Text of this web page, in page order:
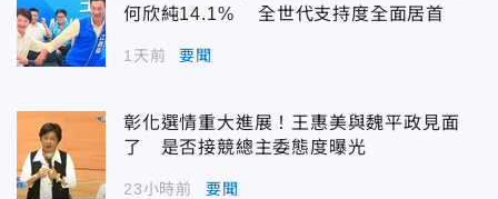
何欣純14.1% 全世代支持度全面居首
1天前 要聞
彰化選情重大進展！王惠美與魏平政見面
了 是否接競總主委態度曝光
23小時前 要聞